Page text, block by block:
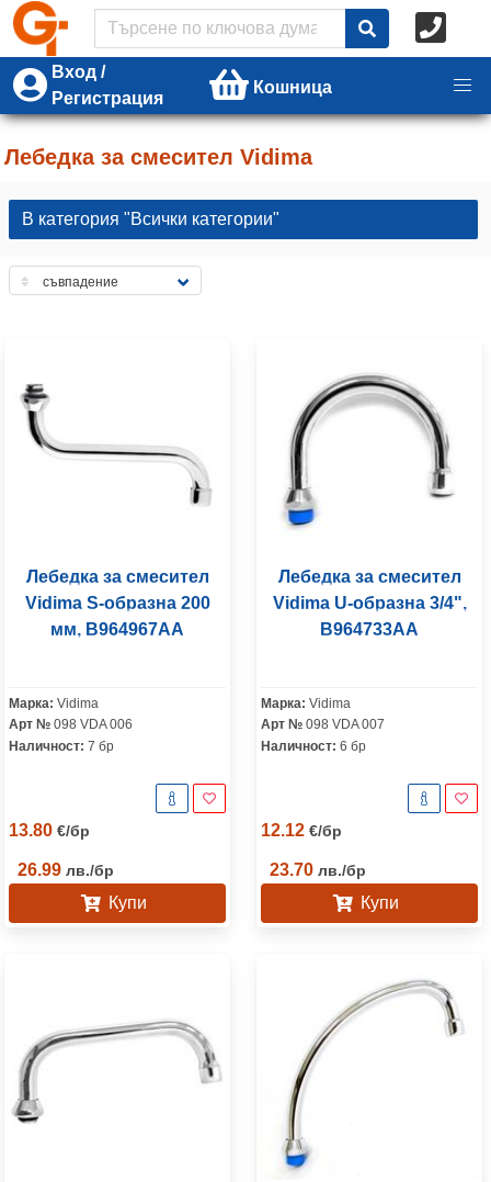
Вход /
Регистрация
Кошница
Лебедка за смесител Vidima
В категория "Всички категории"
Лебедка за смесител
Vidima S-образна 200
мм, B964967AA
Марка: Vidima
Арт № 098 VDA 006
Наличност: 7 бр
13.80 €/бр
26.99 лв./бр
Купи
Лебедка за смесител
Vidima U-образна 3/4",
B964733AA
Марка: Vidima
Арт № 098 VDA 007
Наличност: 6 бр
12.12 €/бр
23.70 лв./бр
Купи